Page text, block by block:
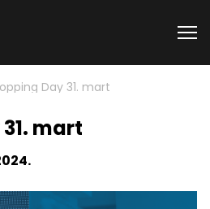
Day 31. mart
mart